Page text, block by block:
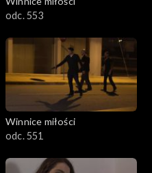
odc. 553
Winnice miłości
odc. 551